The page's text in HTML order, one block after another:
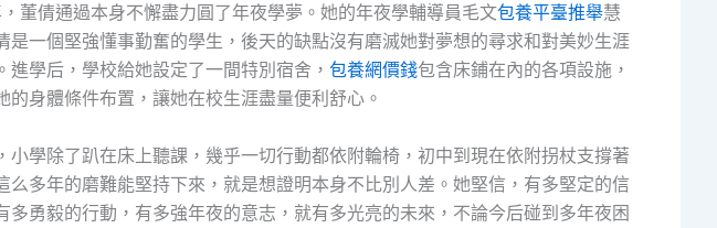
董倩通過本身不懈盡力圓了年夜學夢。她的年夜學輔導員毛文包養平臺推舉慧
是一個堅強懂事勤奮的學生，後天的缺點沒有磨滅她對夢想的尋求和對美妙生涯
進學后，學校給她設定了一間特別宿舍， 包養網價錢包含床鋪在內的各項設施，
的身體條件布置，讓她在校生涯盡量便利舒心。
小學除了趴在床上聽課，幾乎一切行動都依附輪椅，初中到現在依附拐杖支撐著
么多年的磨難能堅持下來，就是想證明本身不比別人差。她堅信，有多堅定的信
多勇毅的行動，有多強年夜的意志，就有多光亮的未來，不論今后碰到多年夜困